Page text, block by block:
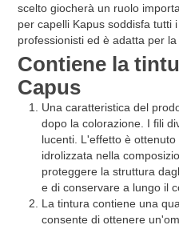
scelto giocherà un ruolo
per capelli Kapus soddisfa tutti
professionisti ed è adatta per
Contiene la
Capus
Una caratteristica del
dopo la colorazione. I fili
lucenti. L'effetto è
idrolizzata nella
proteggere la struttura
e di conservare a lungo il
La tintura contiene una
consente di ottenere